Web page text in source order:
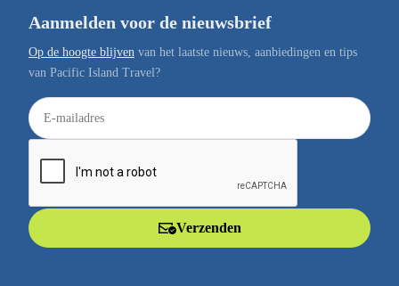
Aanmelden voor de nieuwsbrief
Op de hoogte blijven van het laatste nieuws, aanbiedingen en tips
van Pacific Island Travel?
E
-
a
Verzenden